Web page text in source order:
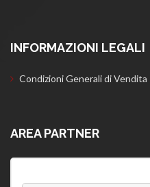
INFORMAZIONI LEGALI
Condizioni Generali di Vendita
AREA PARTNER